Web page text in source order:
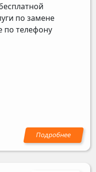
по замене
по телефону